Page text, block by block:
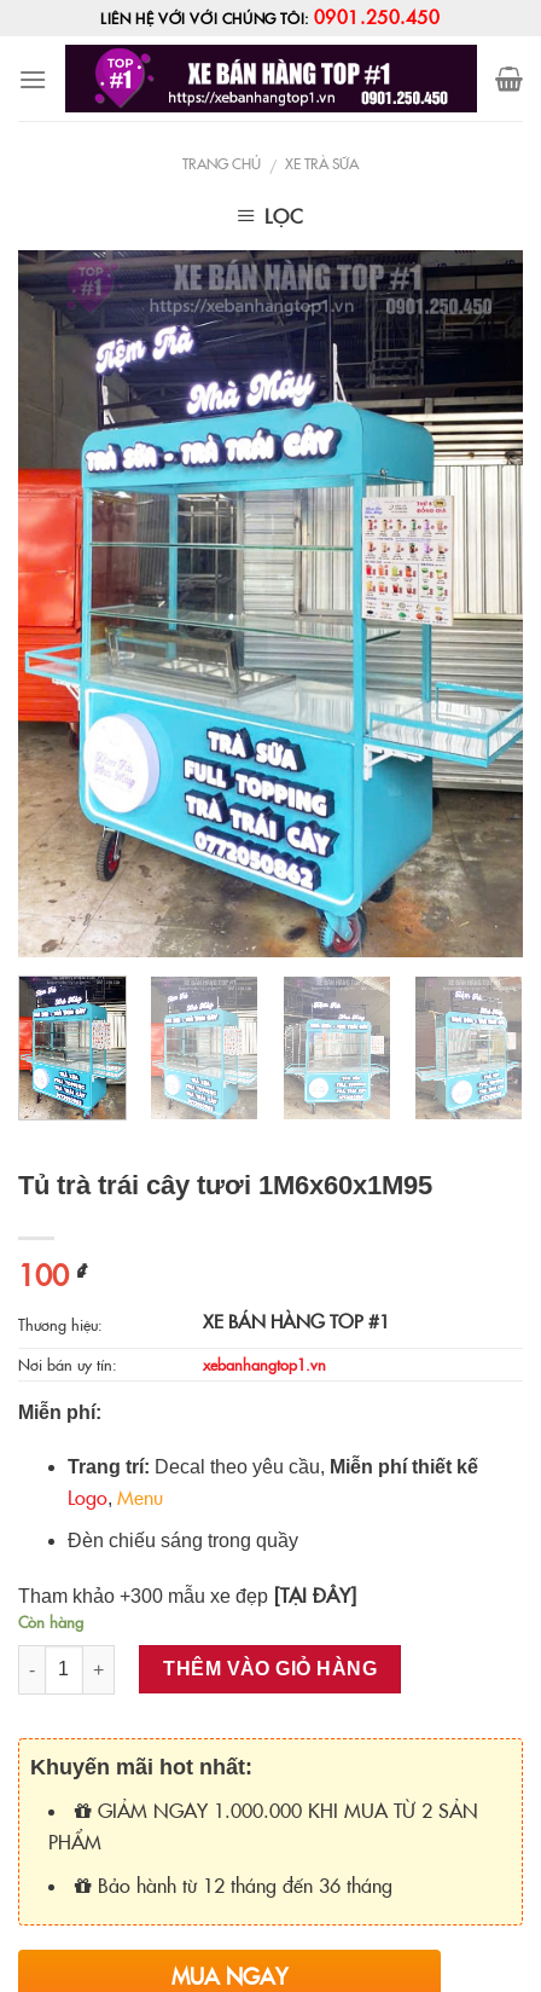
content
LIÊN HỆ VỚI VỚI CHÚNG TÔI: 0901.250.450
TRANG CHỦ / XE TRÀ SỮA
LỌC
Tủ trà trái cây tươi 1M6x60x1M95
100 ₫
Thương hiệu: XE BÁN HÀNG TOP #1
Nơi bán uy tín: xebanhangtop1.vn
Miễn phí:
Trang trí: Decal theo yêu cầu, Miễn phí thiết kế
Logo, Menu
Đèn chiếu sáng trong quầy
Tham khảo +300 mẫu xe đẹp [TẠI ĐÂY]
Còn hàng
Số lượng
THÊM VÀO GIỎ HÀNG
Khuyến mãi hot nhất:
GIẢM NGAY 1.000.000 KHI MUA TỪ 2 SẢN
PHẨM
Bảo hành từ 12 tháng đến 36 tháng
MUA NGAY